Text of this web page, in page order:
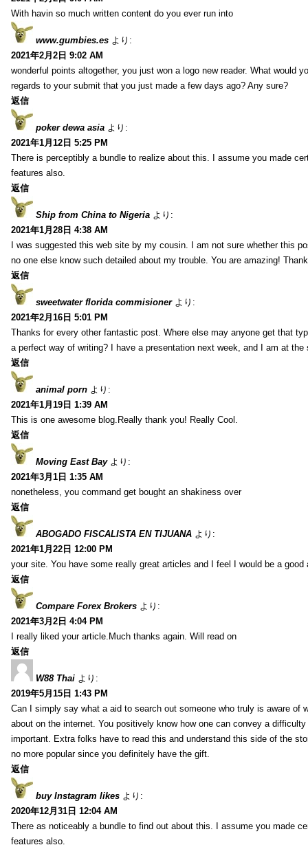
With havin so much written content do you ever run into
www.gumbies.es より:
2021年2月2日 9:02 AM
wonderful points altogether, you just won a logo new reader. What would
regards to your submit that you just made a few days ago? Any sure?
返信
poker dewa asia より:
2021年1月12日 5:25 PM
There is perceptibly a bundle to realize about this. I assume you made
features also.
返信
Ship from China to Nigeria より:
2021年1月28日 4:38 AM
I was suggested this web site by my cousin. I am not sure whether this
no one else know such detailed about my trouble. You are amazing!
返信
sweetwater florida commisioner より:
2021年2月16日 5:01 PM
Thanks for every other fantastic post. Where else may anyone get that
a perfect way of writing? I have a presentation next week, and I am at the
返信
animal porn より:
2021年1月19日 1:39 AM
This is one awesome blog.Really thank you! Really Cool.
返信
Moving East Bay より:
2021年3月1日 1:35 AM
nonetheless, you command get bought an shakiness over
返信
ABOGADO FISCALISTA EN TIJUANA より:
2021年1月22日 12:00 PM
your site. You have some really great articles and I feel I would be a good
返信
Compare Forex Brokers より:
2021年3月2日 4:04 PM
I really liked your article.Much thanks again. Will read on
返信
W88 Thai より:
2019年5月15日 1:43 PM
Can I simply say what a aid to search out someone who truly is aware of
about on the internet. You positively know how one can convey a
important. Extra folks have to read this and understand this side of the
no more popular since you definitely have the gift.
返信
buy Instagram likes より:
2020年12月31日 12:04 AM
There as noticeably a bundle to find out about this. I assume you made
features also.